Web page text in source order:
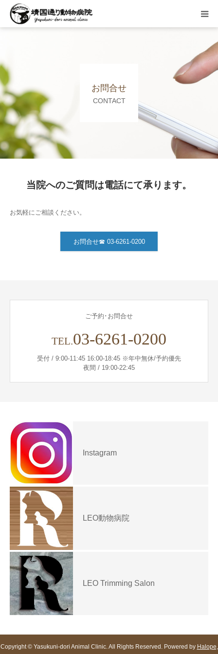
お問合せ
CONTACT
当院へのご質問は電話にて承ります。
お気軽にご相談ください。
お問合せ☎ 03-6261-0200
ご予約･お問合せ
TEL.03-6261-0200
受付 / 9:00-11:45 16:00-18:45 ※年中無休/予約優先
夜間 / 19:00-22:45
Instagram
LEO動物病院
LEO Trimming Salon
Copyright © Yasukuni-dori Animal Clinic. All Rights Reserved. Powered by Halope,
院内の様子
FIPについて
料金
スタッフ紹介
アクセス